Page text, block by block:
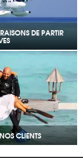
DE PARTIR
CLIENTS